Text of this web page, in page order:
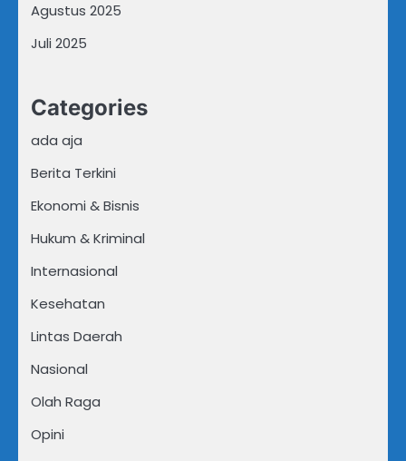
Agustus 2025
Juli 2025
Categories
ada aja
Berita Terkini
Ekonomi & Bisnis
Hukum & Kriminal
Internasional
Kesehatan
Lintas Daerah
Nasional
Olah Raga
Opini